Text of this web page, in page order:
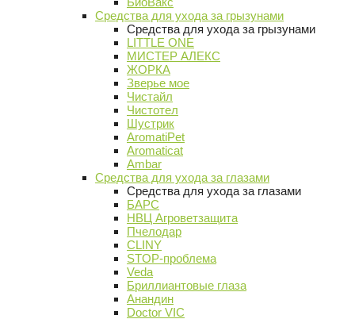
Средства для ухода за грызунами
Средства для ухода за грызунами
LITTLE ONE
МИСТЕР АЛЕКС
ЖОРКА
Зверье мое
Чистайл
Чистотел
Шустрик
AromatiPet
Aromaticat
Ambar
Средства для ухода за глазами
Средства для ухода за глазами
БАРС
НВЦ Агроветзащита
Пчелодар
CLINY
STOP-проблема
Veda
Бриллиантовые глаза
Анандин
Doctor VIC